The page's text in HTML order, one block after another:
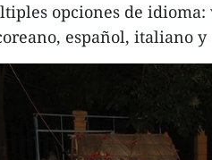
opciones de
español, italiano y